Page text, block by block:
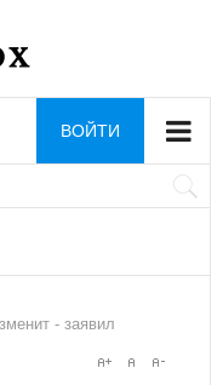
ВОЙТИ
- заявил